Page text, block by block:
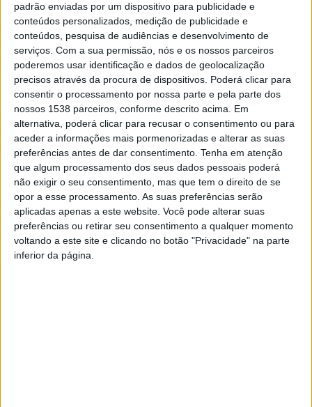
padrão enviadas por um dispositivo para publicidade e
conteúdos personalizados, medição de publicidade e
conteúdos, pesquisa de audiências e desenvolvimento de
serviços. Com a sua permissão, nós e os nossos parceiros
poderemos usar identificação e dados de geolocalização
precisos através da procura de dispositivos. Poderá clicar para
consentir o processamento por nossa parte e pela parte dos
nossos 1538 parceiros, conforme descrito acima. Em
alternativa, poderá clicar para recusar o consentimento ou para
aceder a informações mais pormenorizadas e alterar as suas
preferências antes de dar consentimento. Tenha em atenção
que algum processamento dos seus dados pessoais poderá
não exigir o seu consentimento, mas que tem o direito de se
opor a esse processamento. As suas preferências serão
aplicadas apenas a este website. Você pode alterar suas
preferências ou retirar seu consentimento a qualquer momento
voltando a este site e clicando no botão "Privacidade" na parte
inferior da página.
Este ano o projecto promete enriquecer o Bairro com
duas novas pinturas murais, mas também com
conversas, exposições, oficinas abertas a famílias e ao
público em geral e visitas guiadas aos murais
realizados. Para além de oferecer aos mais novos a
oportunidade de adquirir competências e saberes
artísticos, o projecto também servirá como estímulo
aos jovens para valorizar o património cultural,